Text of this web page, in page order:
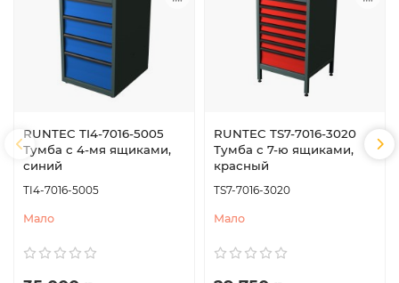
RUNTEC TI4-7016-5005
Тумба с 4-мя ящиками,
синий
TI4-7016-5005
Мало
RUNTEC TS7-7016-3020
Тумба с 7-ю ящиками,
красный
TS7-7016-3020
Мало